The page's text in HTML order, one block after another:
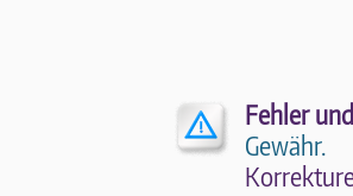
Fehler
Gewähr.